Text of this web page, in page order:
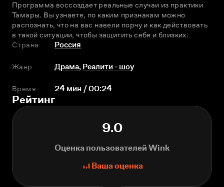
Программа воссоздает реальные случаи из практики
Тамары. Вы узнаете, по каким признакам можно
распознать, что на вас навели порчу и как действовать
в такой ситуации, чтобы защитить себя и близких.
Страна
Россия
Жанр Драма, Реалити - шоу
Время 24 мин / 00:24
Рейтинг
9.0
Оценка пользователей Wink
Ваша оценка